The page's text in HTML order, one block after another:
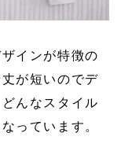
インが特徴の
が短いのでデ
んなスタイル
っています。